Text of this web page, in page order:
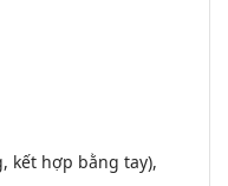
kết hợp bằng tay),